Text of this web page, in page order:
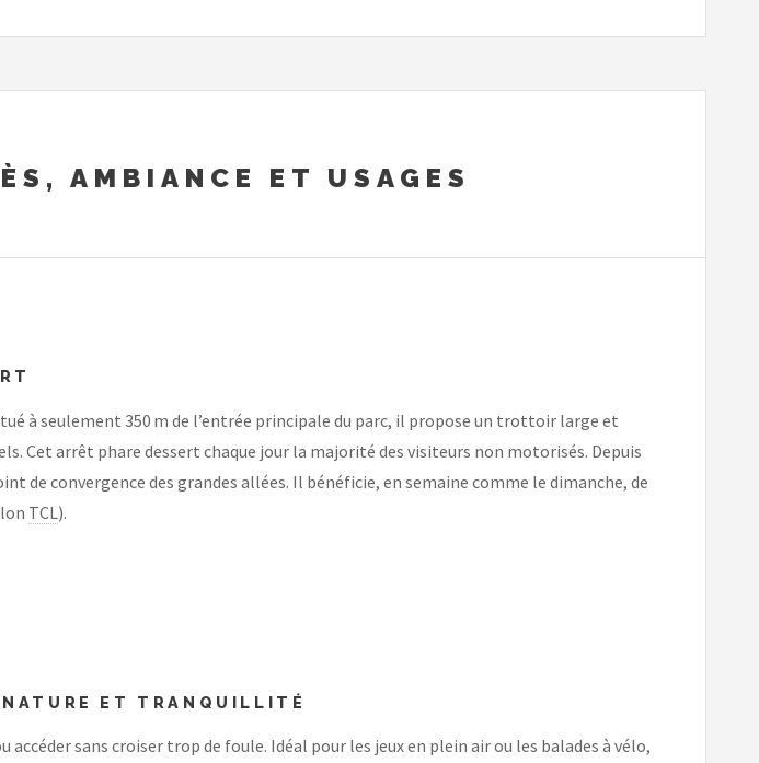
AMBIANCE ET USAGES
à seulement 350 m de l’entrée principale du parc, il propose un trottoir large et
Cet arrêt phare dessert chaque jour la majorité des visiteurs non motorisés. Depuis
de convergence des grandes allées. Il bénéficie, en semaine comme le dimanche, de
TCL ).
ET TRANQUILLITÉ
sans croiser trop de foule. Idéal pour les jeux en plein air ou les balades à vélo,